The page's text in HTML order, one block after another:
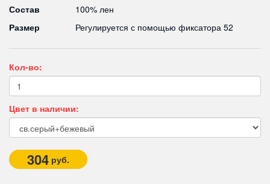
Состав
100% лен
Размер
Регулируется с помощью фиксатора 52
Кол-во:
Цвет в наличии:
304 руб.